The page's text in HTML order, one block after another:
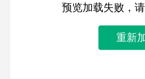
预览加载失败，
重新